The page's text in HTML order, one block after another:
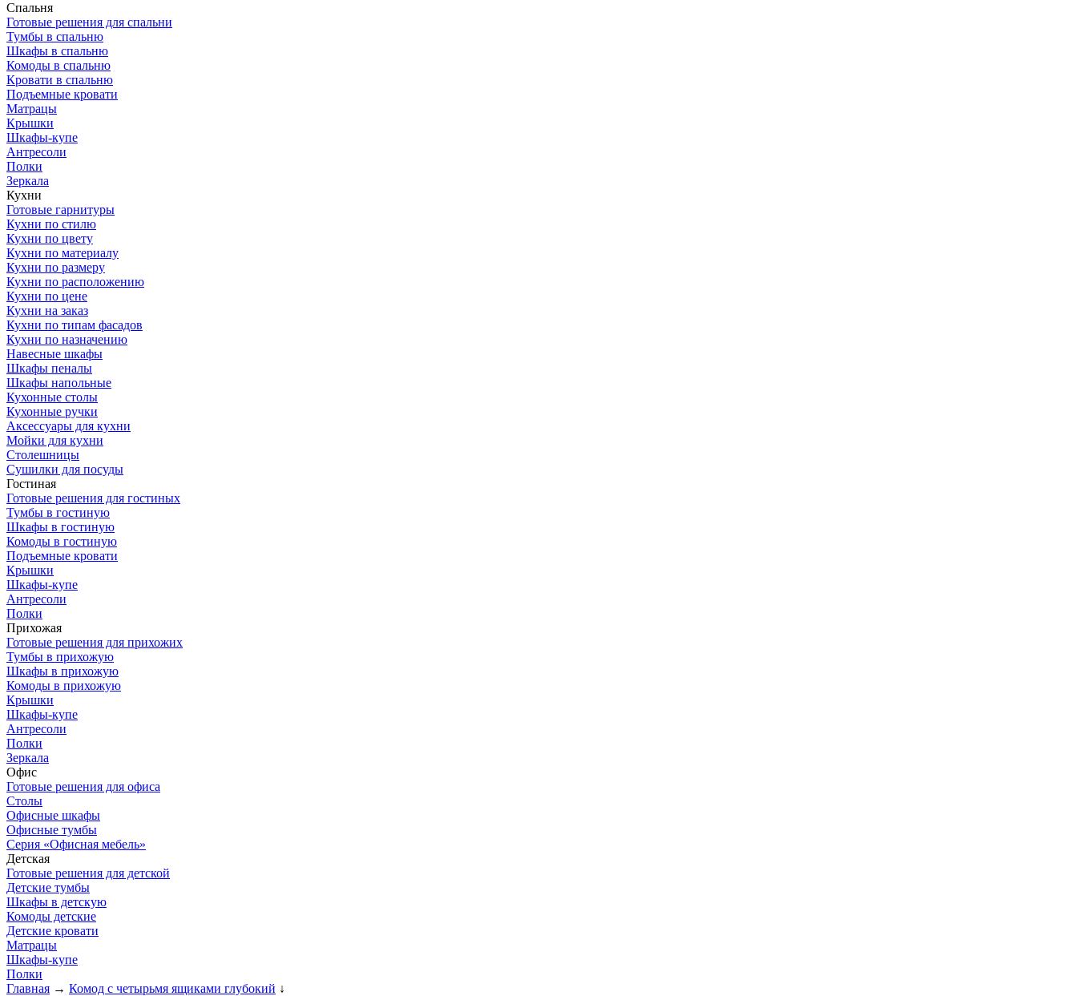
Спальня
Готовые решения для спальни
Тумбы в спальню
Шкафы в спальню
Комоды в спальню
Кровати в спальню
Подъемные кровати
Матрацы
Крышки
Шкафы-купе
Антресоли
Полки
Зеркала
Кухни
Готовые гарнитуры
Кухни по стилю
Кухни по цвету
Кухни по материалу
Кухни по размеру
Кухни по расположению
Кухни по цене
Кухни на заказ
Кухни по типам фасадов
Кухни по назначению
Навесные шкафы
Шкафы пеналы
Шкафы напольные
Кухонные столы
Кухонные ручки
Аксессуары для кухни
Мойки для кухни
Столешницы
Сушилки для посуды
Гостиная
Готовые решения для гостиных
Тумбы в гостиную
Шкафы в гостиную
Комоды в гостиную
Подъемные кровати
Крышки
Шкафы-купе
Антресоли
Полки
Прихожая
Готовые решения для прихожих
Тумбы в прихожую
Шкафы в прихожую
Комоды в прихожую
Крышки
Шкафы-купе
Антресоли
Полки
Зеркала
Офис
Готовые решения для офиса
Столы
Офисные шкафы
Офисные тумбы
Серия «Офисная мебель»
Детская
Готовые решения для детской
Детские тумбы
Шкафы в детскую
Комоды детские
Детские кровати
Матрацы
Шкафы-купе
Полки
Главная → Комод с четырьмя ящиками глубокий ↓